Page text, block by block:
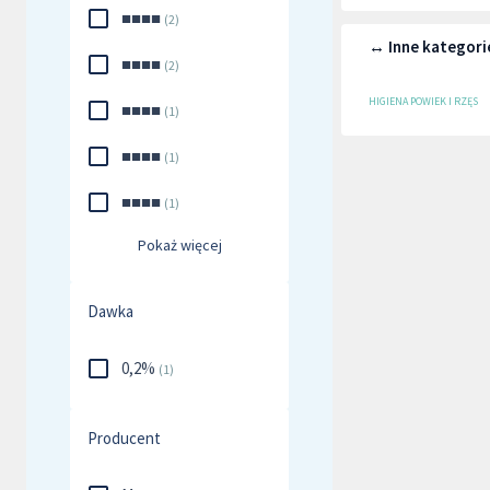
■■■■ (2)
■■■■ (2)
■■■■ (1)
■■■■ (1)
■■■■ (1)
Pokaż więcej
Dawka
0,2% (1)
Producent
↔ Inne
HIGIENA POWIEK I RZĘS